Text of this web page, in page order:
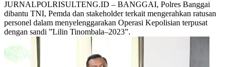
JURNALPOLRISULTENG.ID – BANGGAI, Polres Banggai
dibantu TNI, Pemda dan stakeholder terkait mengerahkan ratusan
personel dalam menyelenggarakan Operasi Kepolisian terpusat
dengan sandi ”Lilin Tinombala–2023”.